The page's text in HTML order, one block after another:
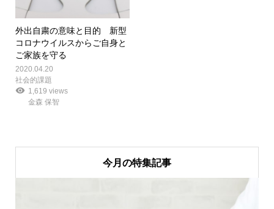
外出自粛の意味と目的 新型
コロナウイルスからご自身と
ご家族を守る
2020.04.20
社会的課題
1,619 views
金森 保智
今月の特集記事